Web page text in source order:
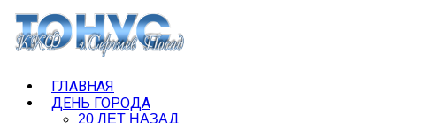
ГЛАВНАЯ
ДЕНЬ ГОРОДА
20 ЛЕТ НАЗАД